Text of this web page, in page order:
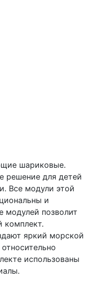
шариковые.
решение для детей
Все модули этой
и
модулей позволит
комплект.
яркий морской
использованы